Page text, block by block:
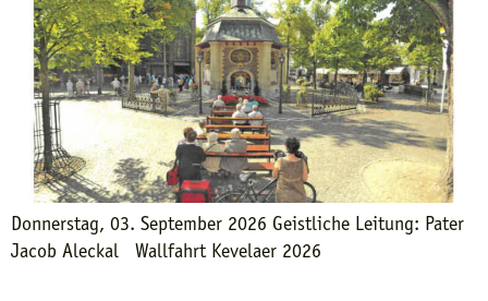
Donnerstag, 03. September 2026 Geistliche Leitung: Pater
Jacob Aleckal Wallfahrt Kevelaer 2026